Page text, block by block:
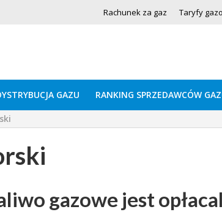
Rachunek za gaz Taryfy
GAZU RANKING SPRZEDAWCÓW
gazowe jest